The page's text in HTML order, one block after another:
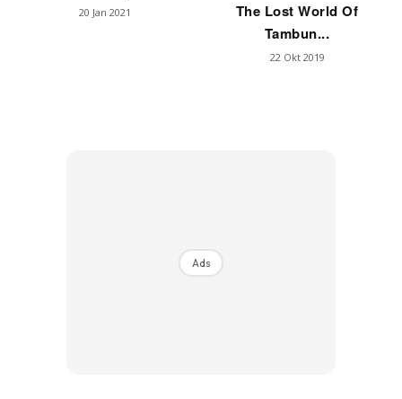
20 Jan 2021
The Lost World Of
Tambun...
22 Okt 2019
Ads